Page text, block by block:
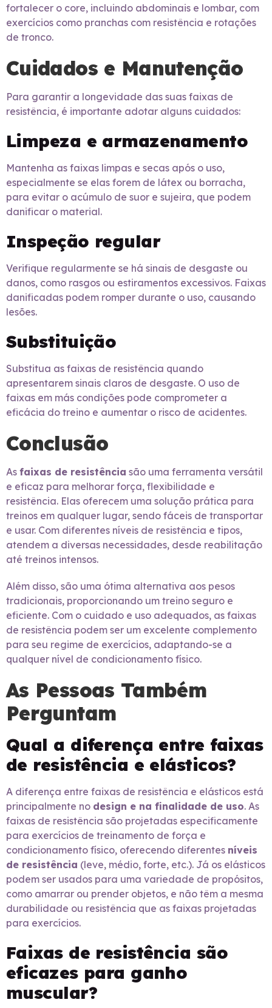
fortalecer o core, incluindo abdominais e lombar, com
exercícios como pranchas com resistência e rotações
de tronco.
Cuidados e Manutenção
Para garantir a longevidade das suas faixas de
resistência, é importante adotar alguns cuidados:
Limpeza e armazenamento
Mantenha as faixas limpas e secas após o uso,
especialmente se elas forem de látex ou borracha,
para evitar o acúmulo de suor e sujeira, que podem
danificar o material.
Inspeção regular
Verifique regularmente se há sinais de desgaste ou
danos, como rasgos ou estiramentos excessivos. Faixas
danificadas podem romper durante o uso, causando
lesões.
Substituição
Substitua as faixas de resistência quando
apresentarem sinais claros de desgaste. O uso de
faixas em más condições pode comprometer a
eficácia do treino e aumentar o risco de acidentes.
Conclusão
As faixas de resistência são uma ferramenta versátil
e eficaz para melhorar força, flexibilidade e
resistência. Elas oferecem uma solução prática para
treinos em qualquer lugar, sendo fáceis de transportar
e usar. Com diferentes níveis de resistência e tipos,
atendem a diversas necessidades, desde reabilitação
até treinos intensos.
Além disso, são uma ótima alternativa aos pesos
tradicionais, proporcionando um treino seguro e
eficiente. Com o cuidado e uso adequados, as faixas
de resistência podem ser um excelente complemento
para seu regime de exercícios, adaptando-se a
qualquer nível de condicionamento físico.
As Pessoas Também
Perguntam
Qual a diferença entre faixas
de resistência e elásticos?
A diferença entre faixas de resistência e elásticos está
principalmente no design e na finalidade de uso. As
faixas de resistência são projetadas especificamente
para exercícios de treinamento de força e
condicionamento físico, oferecendo diferentes níveis
de resistência (leve, médio, forte, etc.). Já os elásticos
podem ser usados para uma variedade de propósitos,
como amarrar ou prender objetos, e não têm a mesma
durabilidade ou resistência que as faixas projetadas
para exercícios.
Faixas de resistência são
eficazes para ganho
muscular?